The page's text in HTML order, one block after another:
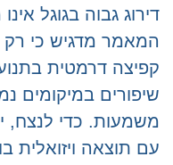
דירוג גבוה בגוגל
קפיצה דרמטית
שיפורים במיקומים
משמעות. כדי לנצח,
עם תוצאה ויזואלית